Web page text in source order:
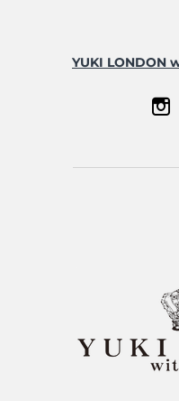
YUKI LONDON